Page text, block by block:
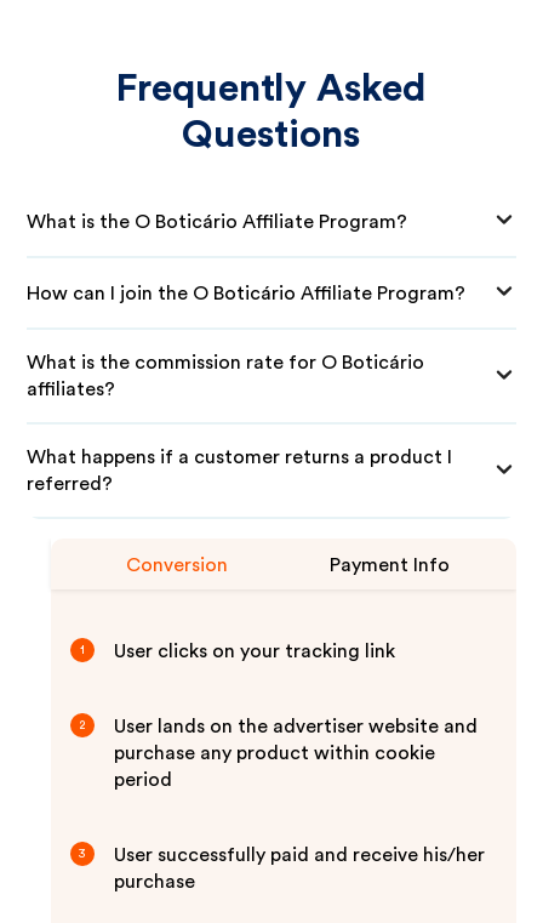
Frequently Asked
Questions
What is the O Boticário Affiliate Program?
How can I join the O Boticário Affiliate Program?
What is the commission rate for O Boticário
affiliates?
What happens if a customer returns a product I
referred?
Conversion Payment Info
1 User clicks on your tracking link
2
User lands on the advertiser website and
purchase any product within cookie
period
3
User successfully paid and receive his/her
purchase